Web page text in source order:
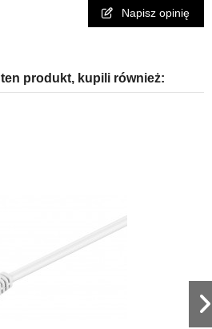
Napisz opinię
produkt, kupili również: